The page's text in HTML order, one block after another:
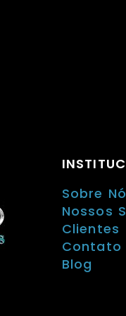
Sobre
Nossos
Clientes
Contato
Blog